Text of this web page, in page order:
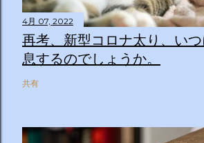
4月 07, 2022
再考、新型コロナ太り、い
息するのでしょうか。
共有